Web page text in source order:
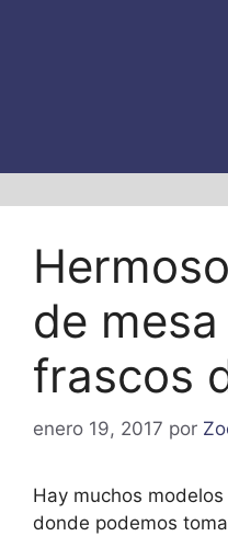
de
frascos
enero 19, 2017 por
Hay muchos
donde podemos